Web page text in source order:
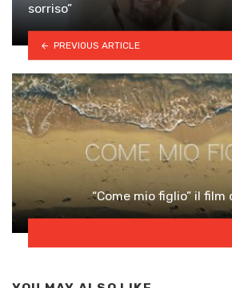
sorriso”
PREVIOUS ARTICLE
“Come mio figlio” il film